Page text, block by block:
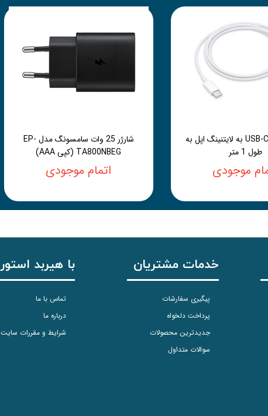
کابل تبدیل USB-C به لایتنینگ اپل به
طول 1 متر
موجودی
شارژر 25 وات سامسونگ مدل EP-
TA800NBEG (کپی AAA)
اتمام موجودی
خدمات مشتریان
پیگیری سفارشات
پرداخت دلخواه
جدیدترین محصولات
سوالات متداول
با هیربد استور
تماس با ما
درباره ما
شرایط و مقررات سایت